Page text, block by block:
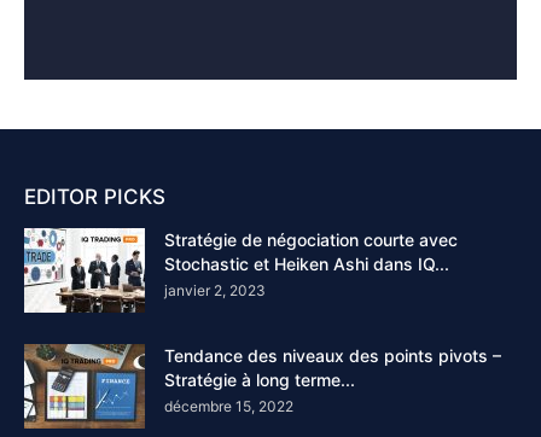
EDITOR PICKS
Stratégie de négociation courte avec
Stochastic et Heiken Ashi dans IQ...
janvier 2, 2023
Tendance des niveaux des points pivots –
Stratégie à long terme...
décembre 15, 2022